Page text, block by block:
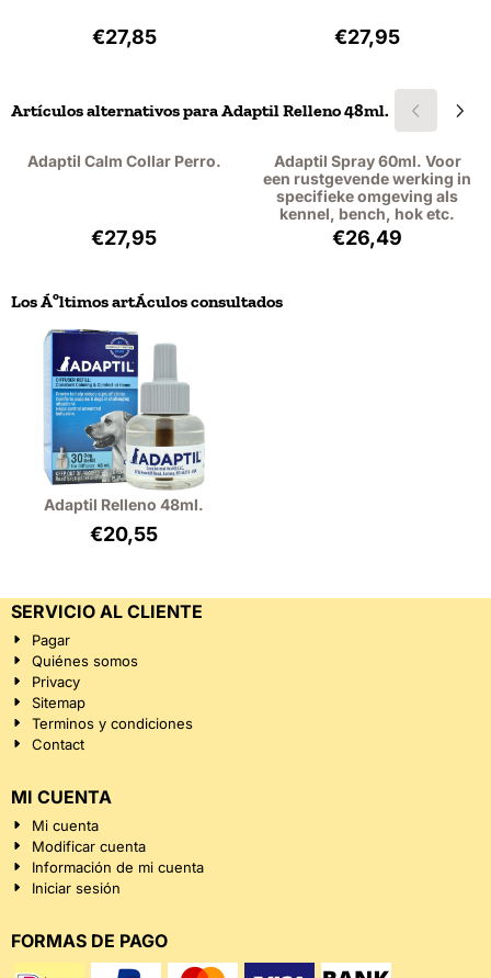
Precio: 27,85, sin IVA: 23,02
€27,85 Precio: 27,95,
€27,95
Artículos alternativos paraAdaptil Relleno 48ml.
Adaptil Calm Collar Perro.
Precio: 27,95, sin IVA: 23,10
€27,95
Adaptil Spray 60ml. Voor
een rustgevende werking in
specifieke omgeving als
kennel, bench, hok etc.
Precio: 26,49,
€26,49
Los Áºltimos artÁ­culos consultados
Adaptil Relleno 48ml.
€20,55
SERVICIO AL CLIENTE
Pagar
Quiénes somos
Privacy
Sitemap
Terminos y condiciones
Contact
MI CUENTA
Mi cuenta
Modificar cuenta
Información de mi cuenta
Iniciar sesión
FORMAS DE PAGO